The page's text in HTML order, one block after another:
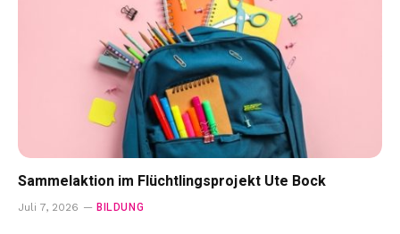
Sammelaktion im Flüchtlingsprojekt Ute Bock
Juli 7, 2026 BILDUNG